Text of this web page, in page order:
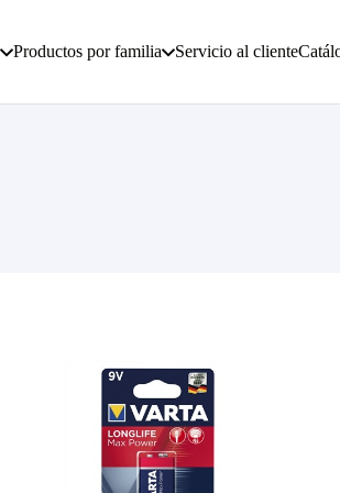
Productos por familia Servicio al cliente